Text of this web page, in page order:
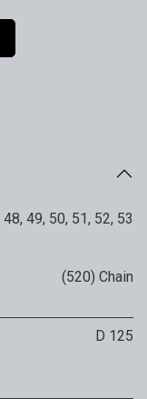
48, 49, 50, 51, 52, 53
(520) Chain
D 125